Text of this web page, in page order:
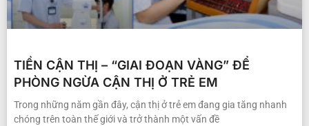
TIỀN CẬN THỊ – “GIAI ĐOẠN VÀNG” ĐỂ
PHÒNG NGỪA CẬN THỊ Ở TRẺ EM
Trong những năm gần đây, cận thị ở trẻ em đang gia tăng nhanh
chóng trên toàn thế giới và trở thành một vấn đề